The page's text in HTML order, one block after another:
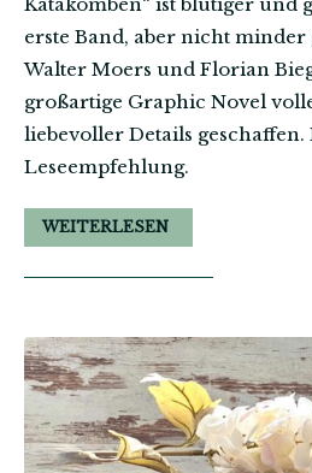
erste Band, aber nicht minder
Walter Moers und Florian
großartige Graphic Novel
liebevoller Details geschaffen.
Leseempfehlung.
WEITERLESEN